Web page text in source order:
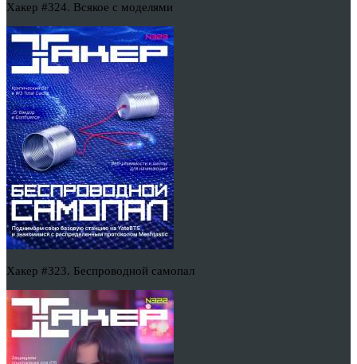
Хакер #324. Всякое с моделями
Хакер #323. Беспроводной самопал